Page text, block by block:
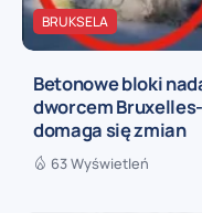
BRUKSELA
Betonowe bloki
dworcem
domaga się zmian
63 Wyświetleń